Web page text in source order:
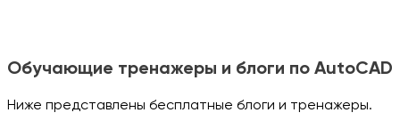
Обучающие тренажеры и блоги по AutoCAD
Ниже представлены бесплатные блоги и тренажеры.